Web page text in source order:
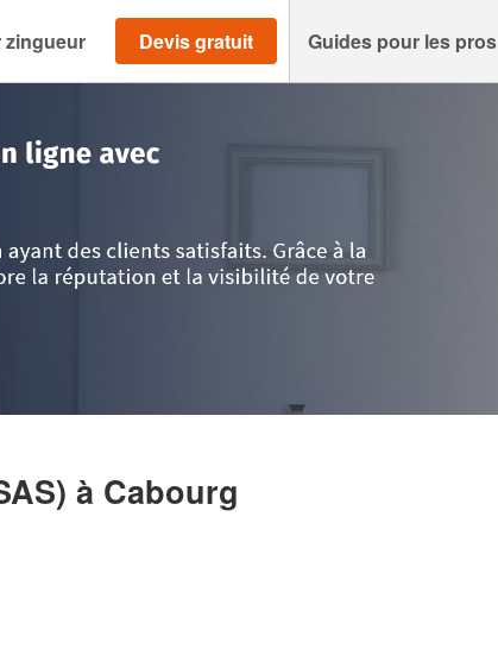
zingueur Devis gratuit Guides pour les pros
à Cabourg